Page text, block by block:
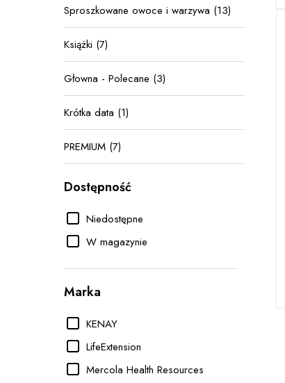
Sproszkowane owoce i warzywa (13)
Książki (7)
Głowna - Polecane (3)
Krótka data (1)
PREMIUM (7)
Dostępność
Niedostępne
W magazynie
Marka
KENAY
LifeExtension
Mercola Health Resources